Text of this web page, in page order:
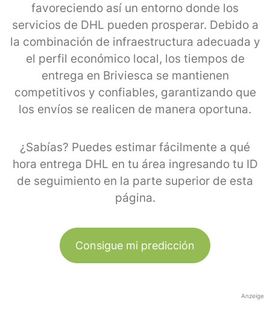
favoreciendo así un entorno donde los
servicios de DHL pueden prosperar. Debido a
la combinación de infraestructura adecuada y
el perfil económico local, los tiempos de
entrega en Briviesca se mantienen
competitivos y confiables, garantizando que
los envíos se realicen de manera oportuna.
¿Sabías? Puedes estimar fácilmente a qué
hora entrega DHL en tu área ingresando tu ID
de seguimiento en la parte superior de esta
página.
Consigue mi predicción
Anzeige